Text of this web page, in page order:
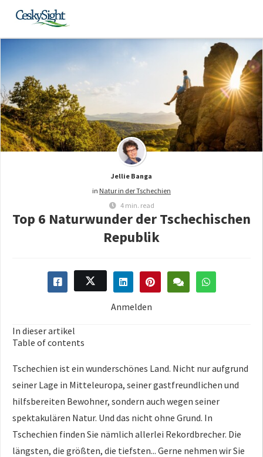
Jellie Banga
in Natur in der Tschechien
4 min. read
Top 6 Naturwunder der Tschechischen
Republik
Anmelden
In dieser artikel
Table of contents
Tschechien ist ein wunderschönes Land. Nicht nur aufgrund
seiner Lage in Mitteleuropa, seiner gastfreundlichen und
hilfsbereiten Bewohner, sondern auch wegen seiner
spektakulären Natur. Und das nicht ohne Grund. In
Tschechien finden Sie nämlich allerlei Rekordbrecher. Die
längsten, die größten, die tiefsten... Gerne nehmen wir Sie